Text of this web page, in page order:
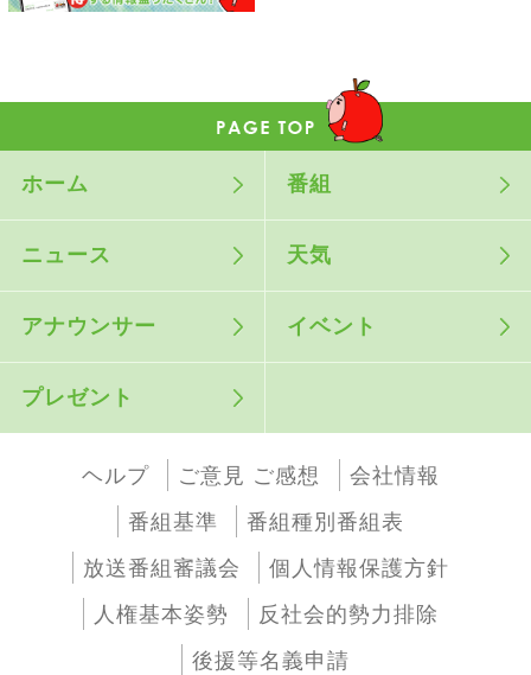
ホーム 番組
ニュース 天気
アナウンサー イベント
プレゼント
ヘルプ ご意見 ご感想
会社情報
番組基準
番組種別番組表
放送番組審議会
個人情報保護方針
人権基本姿勢
反社会的勢力排除
後援等名義申請